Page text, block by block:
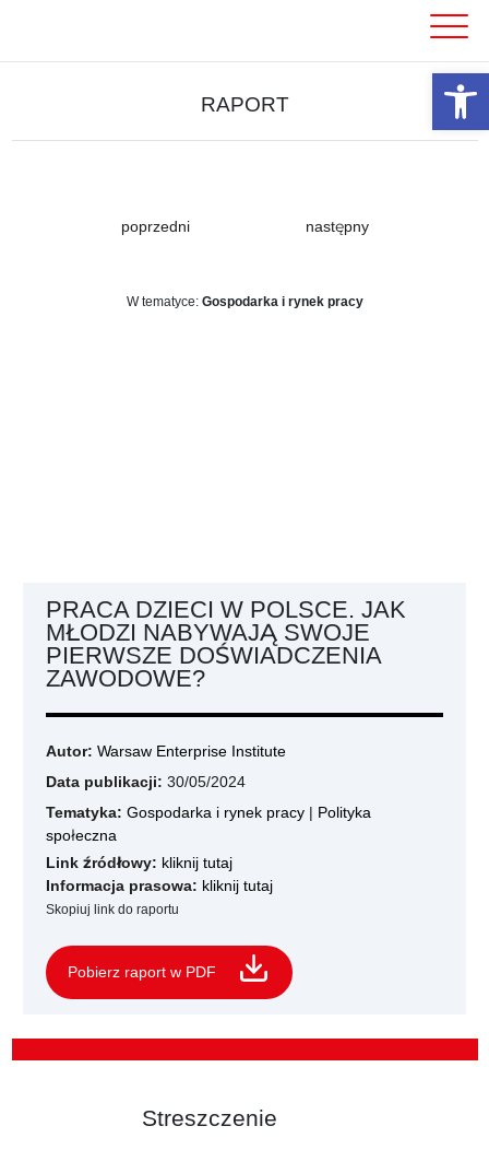
RAPORT
poprzedni następny
W tematyce: Gospodarka i rynek pracy
PRACA DZIECI W POLSCE. JAK
MŁODZI NABYWAJĄ SWOJE
PIERWSZE DOŚWIADCZENIA
ZAWODOWE?
Autor: Warsaw Enterprise Institute
Data publikacji: 30/05/2024
Tematyka: Gospodarka i rynek pracy | Polityka
społeczna
Link źródłowy: kliknij tutaj
Informacja prasowa: kliknij tutaj
Skopiuj link do raportu
Pobierz raport w PDF
Streszczenie